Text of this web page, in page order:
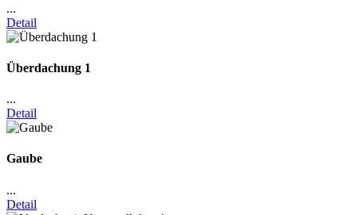
...
Detail
Überdachung 1
...
Detail
Gaube
...
Detail